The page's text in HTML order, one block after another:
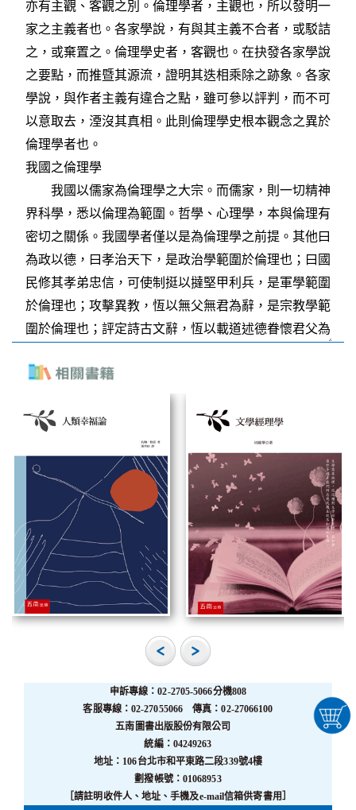
申訴專線：02-2705-5066分機808
客服專線：02-27055066 傳真：02-27066100
五南圖書出版股份有限公司
統編：04249263
地址：106台北市和平東路二段339號4樓
劃撥帳號：01068953
［請註明收件人、地址、手機及e-mail信箱供寄書用］